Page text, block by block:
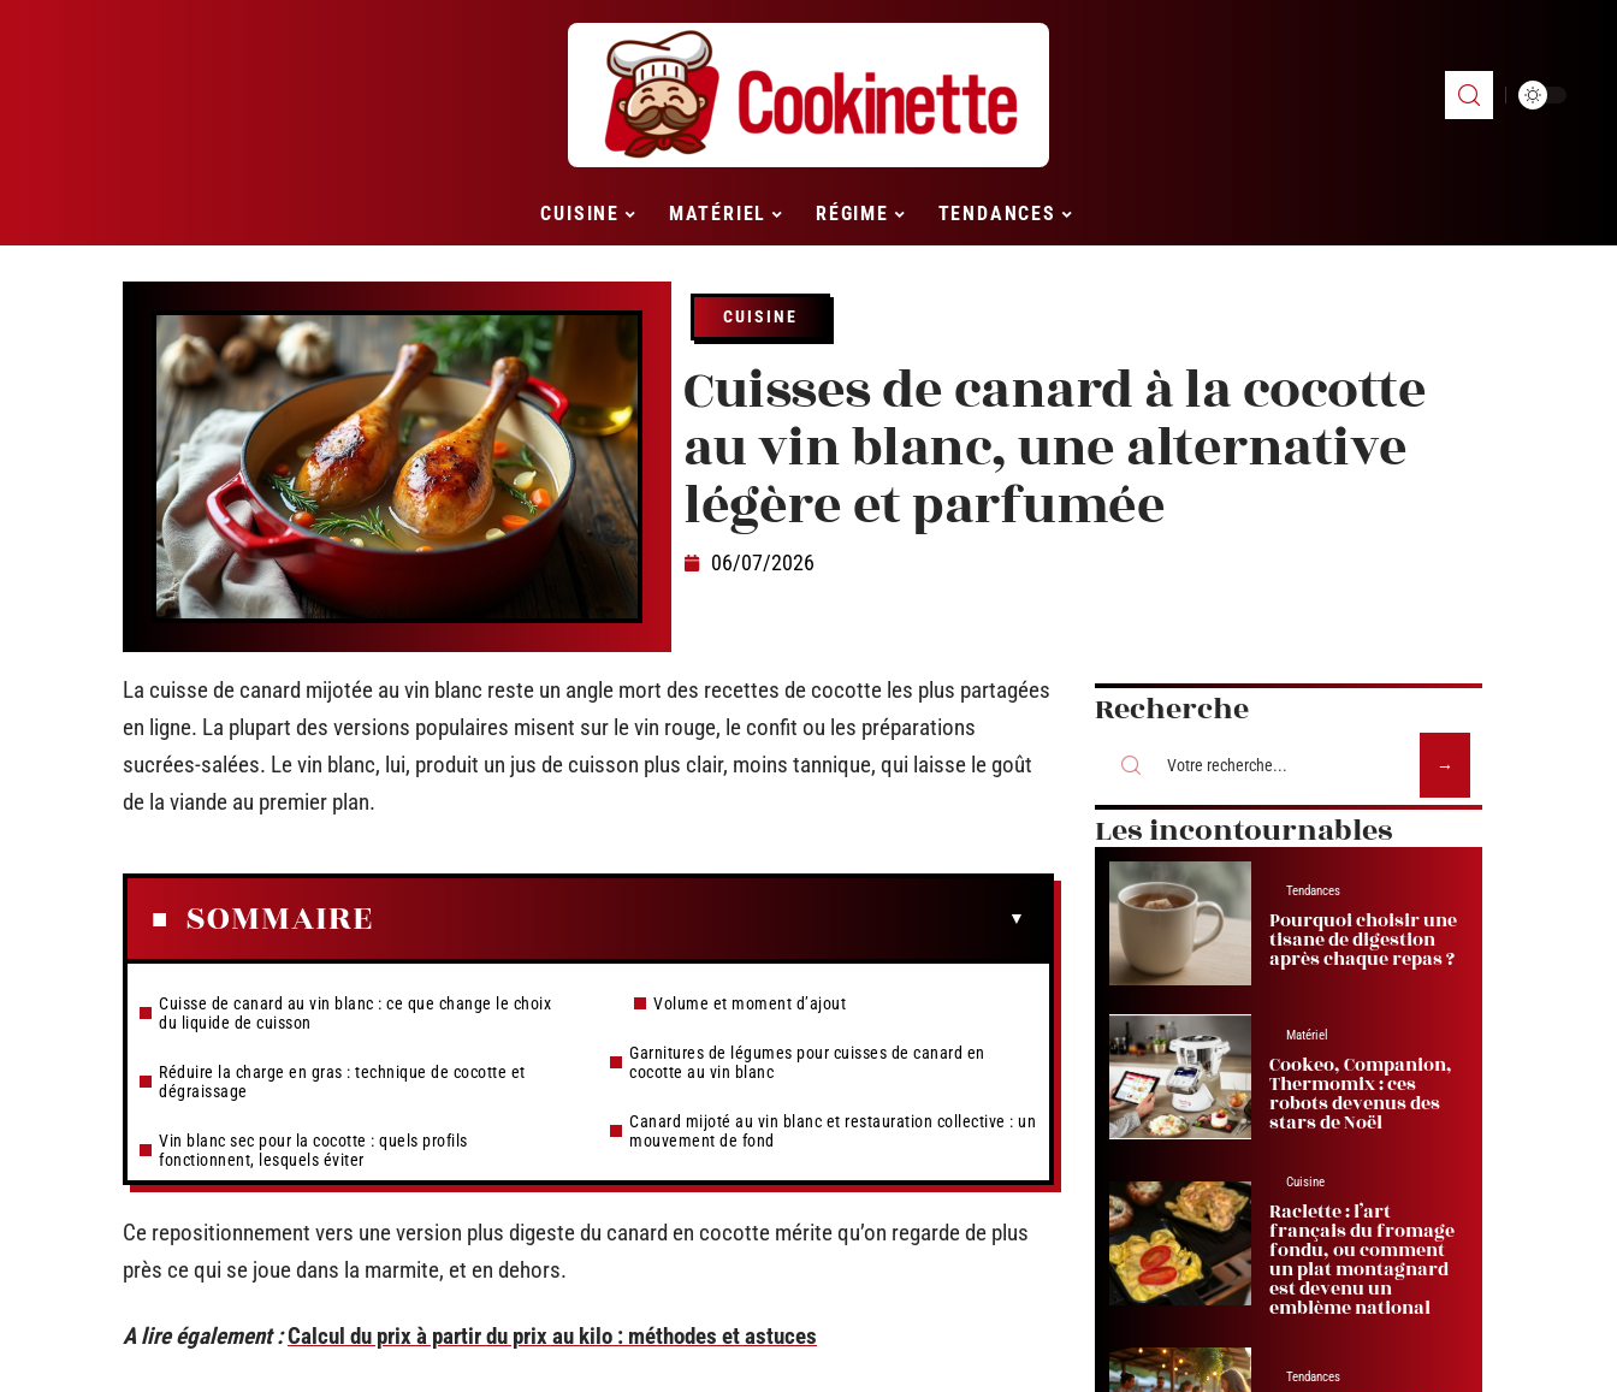
CUISINE MATÉRIEL RÉGIME TENDANCES
CUISINE
Cuisses de canard à la cocotte
au vin blanc, une alternative
légère et parfumée
06/07/2026
La cuisse de canard mijotée au vin blanc reste un angle mort des recettes de cocotte les plus partagées
en ligne. La plupart des versions populaires misent sur le vin rouge, le confit ou les préparations
sucrées-salées. Le vin blanc, lui, produit un jus de cuisson plus clair, moins tannique, qui laisse le goût
de la viande au premier plan.
SOMMAIRE
Cuisse de canard au vin blanc : ce que change le choix
du liquide de cuisson
Réduire la charge en gras : technique de cocotte et
dégraissage
Vin blanc sec pour la cocotte : quels profils
fonctionnent, lesquels éviter
Volume et moment d’ajout
Garnitures de légumes pour cuisses de canard en
cocotte au vin blanc
Canard mijoté au vin blanc et restauration collective : un
mouvement de fond
Ce repositionnement vers une version plus digeste du canard en cocotte mérite qu’on regarde de plus
près ce qui se joue dans la marmite, et en dehors.
A lire également :Calcul du prix à partir du prix au kilo : méthodes et astuces
Recherche
Les incontournables
Tendances
Pourquoi choisir une
tisane de digestion
après chaque repas ?
Matériel
Cookeo, Companion,
Thermomix : ces
robots devenus des
stars de Noël
Cuisine
Raclette : l’art
français du fromage
fondu, ou comment
un plat montagnard
est devenu un
emblème national
Tendances